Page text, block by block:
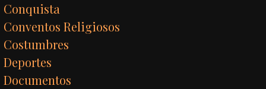
Conquista
Conventos Religiosos
Costumbres
Deportes
Documentos